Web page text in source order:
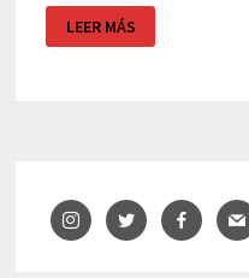
HACER
PAN
LEER MÁS